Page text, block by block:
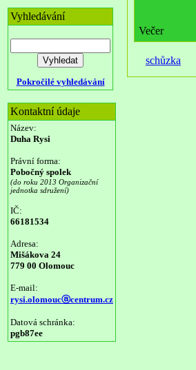
Vyhledávání
Pokročilé vyhledávání
Kontaktní údaje
Název:
Duha Rysi
Právní forma:
Pobočný spolek
(do roku 2013 Organizační
jednotka sdružení)
IČ:
66181534
Adresa:
Mišákova 24
779 00 Olomouc
E-mail:
rysi.olomoucⓐcentrum.cz
Datová schránka:
pgb87ee
Večer
schůzka